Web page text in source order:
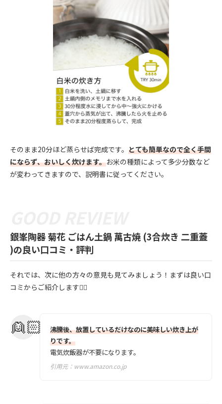
そのまま20分ほど蒸らせば完成です。 とても簡単なので全く手間
にならず、おいしく炊けます。お米の種類によって多少分数など
が変わってきますので、説明書に従ってください。
銀峯陶器 菊花 ごはん土鍋 萬古焼 (3合炊き 二重蓋
)の良い口コミ・評判
それでは、次に他の方々の意見も見てみましょう！まずは良い口
コミからご紹介します💁‍♀️
沸騰後、放置しているだけなのに美味しい炊き上が
りです。
電気炊飯器が不要になります。
引用元： www.amazon.co.jp